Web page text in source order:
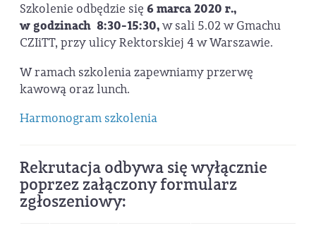
Szkolenie odbędzie się 6 marca 2020 r.,
w godzinach 8:30-15:30,w sali 5.02 w Gmachu
CZIiTT, przy ulicy Rektorskiej 4 w Warszawie.
W ramach szkolenia zapewniamy przerwę
kawową oraz lunch.
Harmonogram szkolenia
Rekrutacja odbywa się wyłącznie
poprzez załączony formularz
zgłoszeniowy: